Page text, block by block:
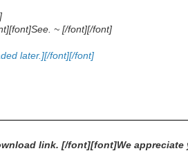
~ [/font][/font]
later.][/font][/font]
link. [/font][font]We appreciate